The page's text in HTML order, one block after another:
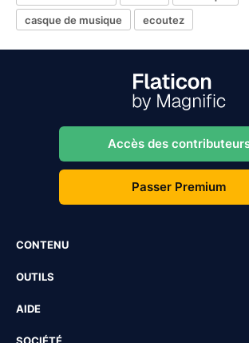
casque de musique
ecoutez
Accès des
Passer Premium
CONTENU
OUTILS
AIDE